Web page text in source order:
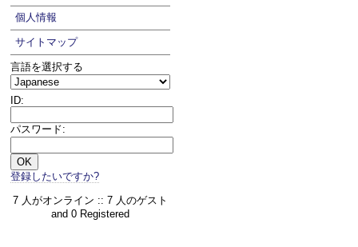
個人情報
サイトマップ
言語を選択する
ID:
パスワード:
登録したいですか?
7 人がオンライン :: 7 人のゲスト
and 0 Registered